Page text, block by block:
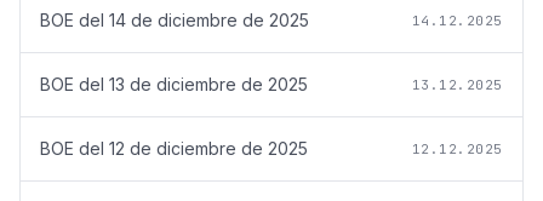
BOE del 14 de diciembre de 2025 14.12.2025
BOE del 13 de diciembre de 2025 13.12.2025
BOE del 12 de diciembre de 2025 12.12.2025